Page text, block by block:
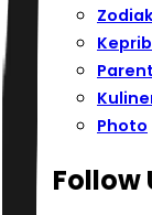
Zodiak
Photo
Follow